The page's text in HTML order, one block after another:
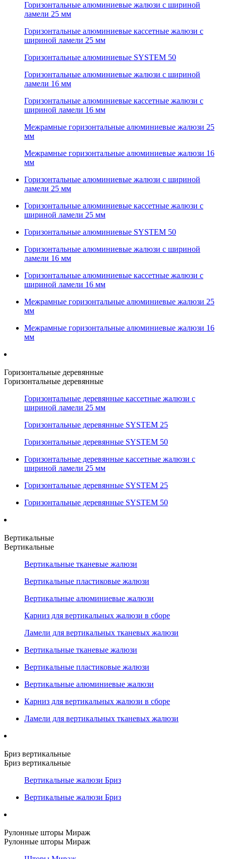
Горизонтальные алюминиевые жалюзи с шириной
ламели 25 мм
Горизонтальные алюминиевые кассетные жалюзи с
шириной ламели 25 мм
Горизонтальные алюминиевые SYSTEM 50
Горизонтальные алюминиевые жалюзи с шириной
ламели 16 мм
Горизонтальные алюминиевые кассетные жалюзи с
шириной ламели 16 мм
Межрамные горизонтальные алюминиевые жалюзи 25
мм
Межрамные горизонтальные алюминиевые жалюзи 16
мм
Горизонтальные алюминиевые жалюзи с шириной
ламели 25 мм
Горизонтальные алюминиевые кассетные жалюзи с
шириной ламели 25 мм
Горизонтальные алюминиевые SYSTEM 50
Горизонтальные алюминиевые жалюзи с шириной
ламели 16 мм
Горизонтальные алюминиевые кассетные жалюзи с
шириной ламели 16 мм
Межрамные горизонтальные алюминиевые жалюзи 25
мм
Межрамные горизонтальные алюминиевые жалюзи 16
мм
Горизонтальные деревянные
Горизонтальные деревянные
Горизонтальные деревянные кассетные жалюзи с
шириной ламели 25 мм
Горизонтальные деревянные SYSTEM 25
Горизонтальные деревянные SYSTEM 50
Горизонтальные деревянные кассетные жалюзи с
шириной ламели 25 мм
Горизонтальные деревянные SYSTEM 25
Горизонтальные деревянные SYSTEM 50
Вертикальные
Вертикальные
Вертикальные тканевые жалюзи
Вертикальные пластиковые жалюзи
Вертикальные алюминиевые жалюзи
Карниз для вертикальных жалюзи в сборе
Ламели для вертикальных тканевых жалюзи
Вертикальные тканевые жалюзи
Вертикальные пластиковые жалюзи
Вертикальные алюминиевые жалюзи
Карниз для вертикальных жалюзи в сборе
Ламели для вертикальных тканевых жалюзи
Бриз вертикальные
Бриз вертикальные
Вертикальные жалюзи Бриз
Вертикальные жалюзи Бриз
Рулонные шторы Мираж
Рулонные шторы Мираж